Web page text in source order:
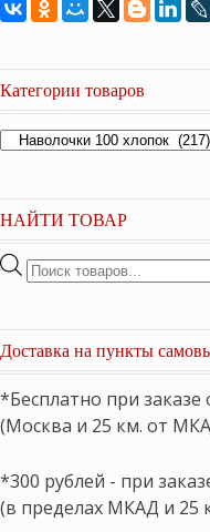
Категории товаров
НАЙТИ ТОВАР
Поиск
Доставка на пункты
*Бесплатно при заказе
(Москва и 25 км. от
*300 рублей - при
(в пределах МКАД и 25